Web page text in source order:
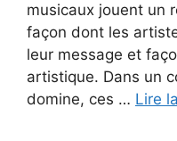
musicaux jouent un
façon dont les
leur message et
artistique. Dans un
domine, ces … Lire